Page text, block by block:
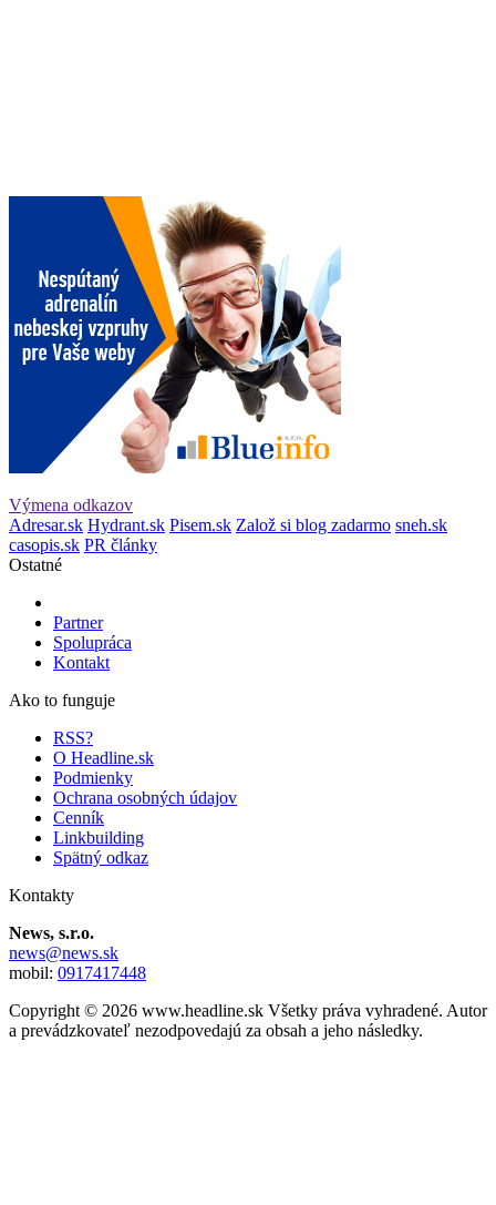
Výmena odkazov
Adresar.sk Hydrant.sk Pisem.sk Založ si blog zadarmo sneh.sk
casopis.sk PR články
Ostatné
Partner
Spolupráca
Kontakt
Ako to funguje
RSS?
O Headline.sk
Podmienky
Ochrana osobných údajov
Cenník
Linkbuilding
Spätný odkaz
Kontakty
News, s.r.o.
news@news.sk
mobil: 0917417448
Copyright © 2026 www.headline.sk Všetky práva vyhradené. Autor
a prevádzkovateľ nezodpovedajú za obsah a jeho následky.